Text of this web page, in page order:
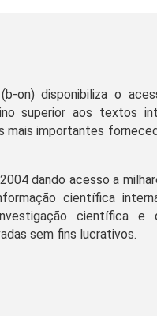
on) disponibiliza o
superior aos textos
mais importantes
dando acesso a
científica
científica e
sem fins lucrativos.